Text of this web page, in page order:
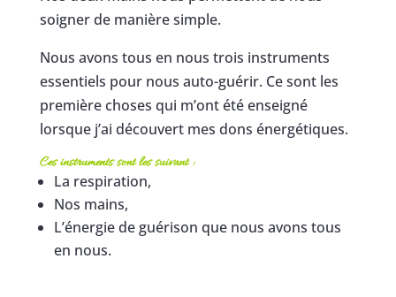
soigner de manière simple.
Nous avons tous en nous trois instruments
essentiels pour nous auto-guérir. Ce sont les
première choses qui m’ont été enseigné
lorsque j’ai découvert mes dons énergétiques.
Ces instruments sont les suivant :
La respiration,
Nos mains,
L’énergie de guérison que nous avons tous
en nous.